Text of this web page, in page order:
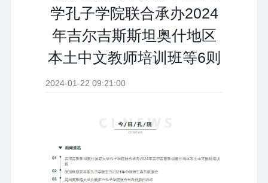
学孔子学院联合承办2024
年吉尔吉斯斯坦奥什地区
本土中文教师培训班等6则
2024-01-22 09:21:00